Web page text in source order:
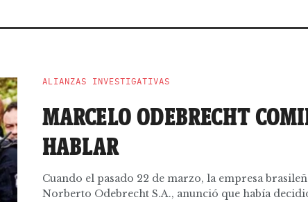
ALIANZAS INVESTIGATIVAS
MARCELO ODEBRECHT
HABLAR
Cuando el pasado 22 de marzo, la empresa
Norberto Odebrecht S.A., anunció que había